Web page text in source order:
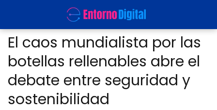
El caos mundialista por las
botellas rellenables abre el
debate entre seguridad y
sostenibilidad